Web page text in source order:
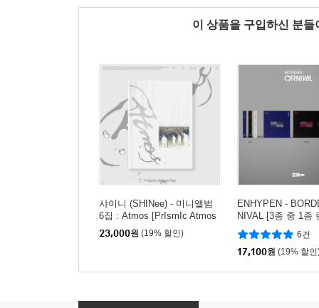
이 상품을 구입하신 분
샤이니 (SHINee) - 미니앨범
6집 : Atmos [PrIsmIc Atmos
Ver.]
23,000원 (19% 할인)
ENHYPEN -
NIVAL [3종 중 1종
6건
17,100원 (19% 할인